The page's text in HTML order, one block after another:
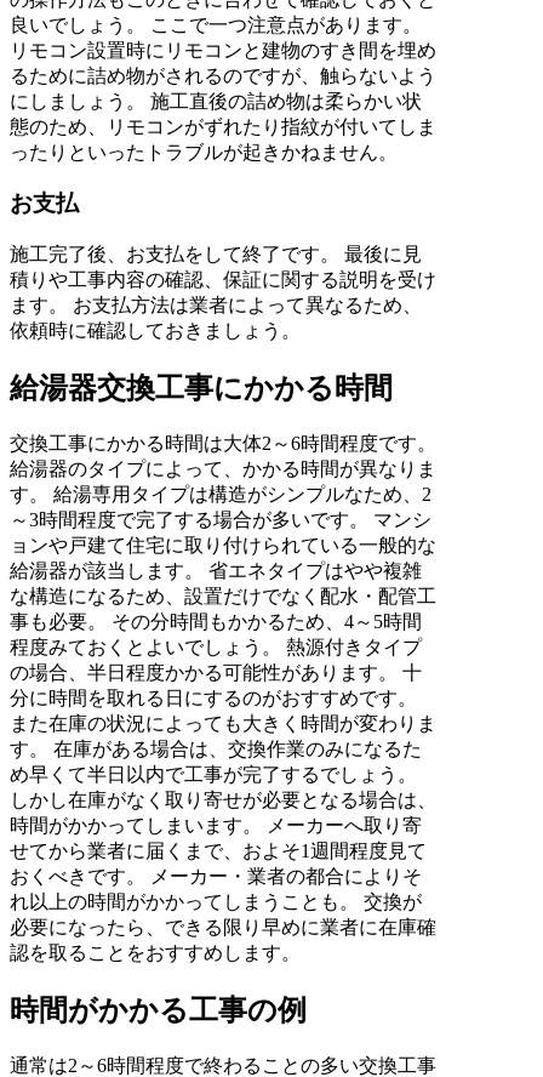
良いでしょう。 ここで一つ注意点があります。
リモコン設置時にリモコンと建物のすき間を埋め
るために詰め物がされるのですが、触らないよう
にしましょう。 施工直後の詰め物は柔らかい状
態のため、リモコンがずれたり指紋が付いてしま
ったりといったトラブルが起きかねません。
お支払
施工完了後、お支払をして終了です。 最後に見
積りや工事内容の確認、保証に関する説明を受け
ます。 お支払方法は業者によって異なるため、
依頼時に確認しておきましょう。
給湯器交換工事にかかる時間
交換工事にかかる時間は大体2～6時間程度です。
給湯器のタイプによって、かかる時間が異なりま
す。 給湯専用タイプは構造がシンプルなため、2
～3時間程度で完了する場合が多いです。 マンシ
ョンや戸建て住宅に取り付けられている一般的な
給湯器が該当します。 省エネタイプはやや複雑
な構造になるため、設置だけでなく配水・配管工
事も必要。 その分時間もかかるため、4～5時間
程度みておくとよいでしょう。 熱源付きタイプ
の場合、半日程度かかる可能性があります。 十
分に時間を取れる日にするのがおすすめです。
また在庫の状況によっても大きく時間が変わりま
す。 在庫がある場合は、交換作業のみになるた
め早くて半日以内で工事が完了するでしょう。
しかし在庫がなく取り寄せが必要となる場合は、
時間がかかってしまいます。 メーカーへ取り寄
せてから業者に届くまで、およそ1週間程度見て
おくべきです。 メーカー・業者の都合によりそ
れ以上の時間がかかってしまうことも。 交換が
必要になったら、できる限り早めに業者に在庫確
認を取ることをおすすめします。
時間がかかる工事の例
通常は2～6時間程度で終わることの多い交換工事